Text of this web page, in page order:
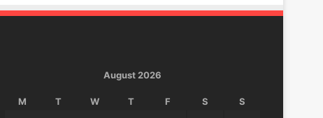
August 2026
M T W T F S S